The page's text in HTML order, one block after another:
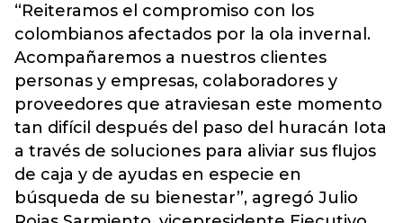
“Reiteramos el compromiso con los
colombianos afectados por la ola invernal.
Acompañaremos a nuestros clientes
personas y empresas, colaboradores y
proveedores que atraviesan este momento
tan difícil después del paso del huracán Iota
a través de soluciones para aliviar sus flujos
de caja y de ayudas en especie en
búsqueda de su bienestar”, agregó Julio